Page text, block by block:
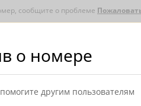
сообщите о проблеме
о номере
другим пользователям